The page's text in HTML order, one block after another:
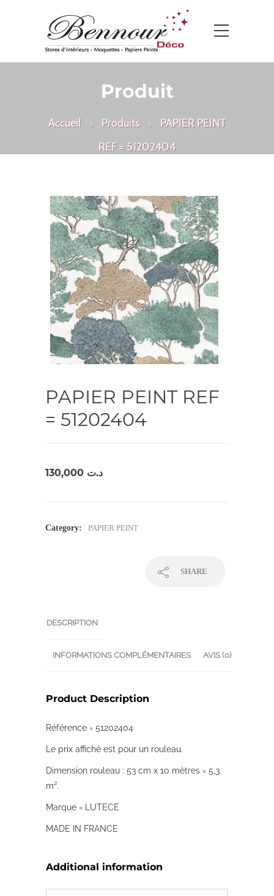
Produit
Accueil Produits
PAPIER PEINT
REF = 51202404
PAPIER PEINT REF
= 51202404
د.ت
Category: PAPIER PEINT
SHARE
DESCRIPTION
INFORMATIONS COMPLÉMENTAIRES AVIS (0)
Product Description
Référence = 51202404
Le prix affiché est pour un rouleau.
Dimension rouleau : 53 cm x 10 mètres = 5,3
m².
Marque = LUTECE
MADE IN FRANCE
Additional information